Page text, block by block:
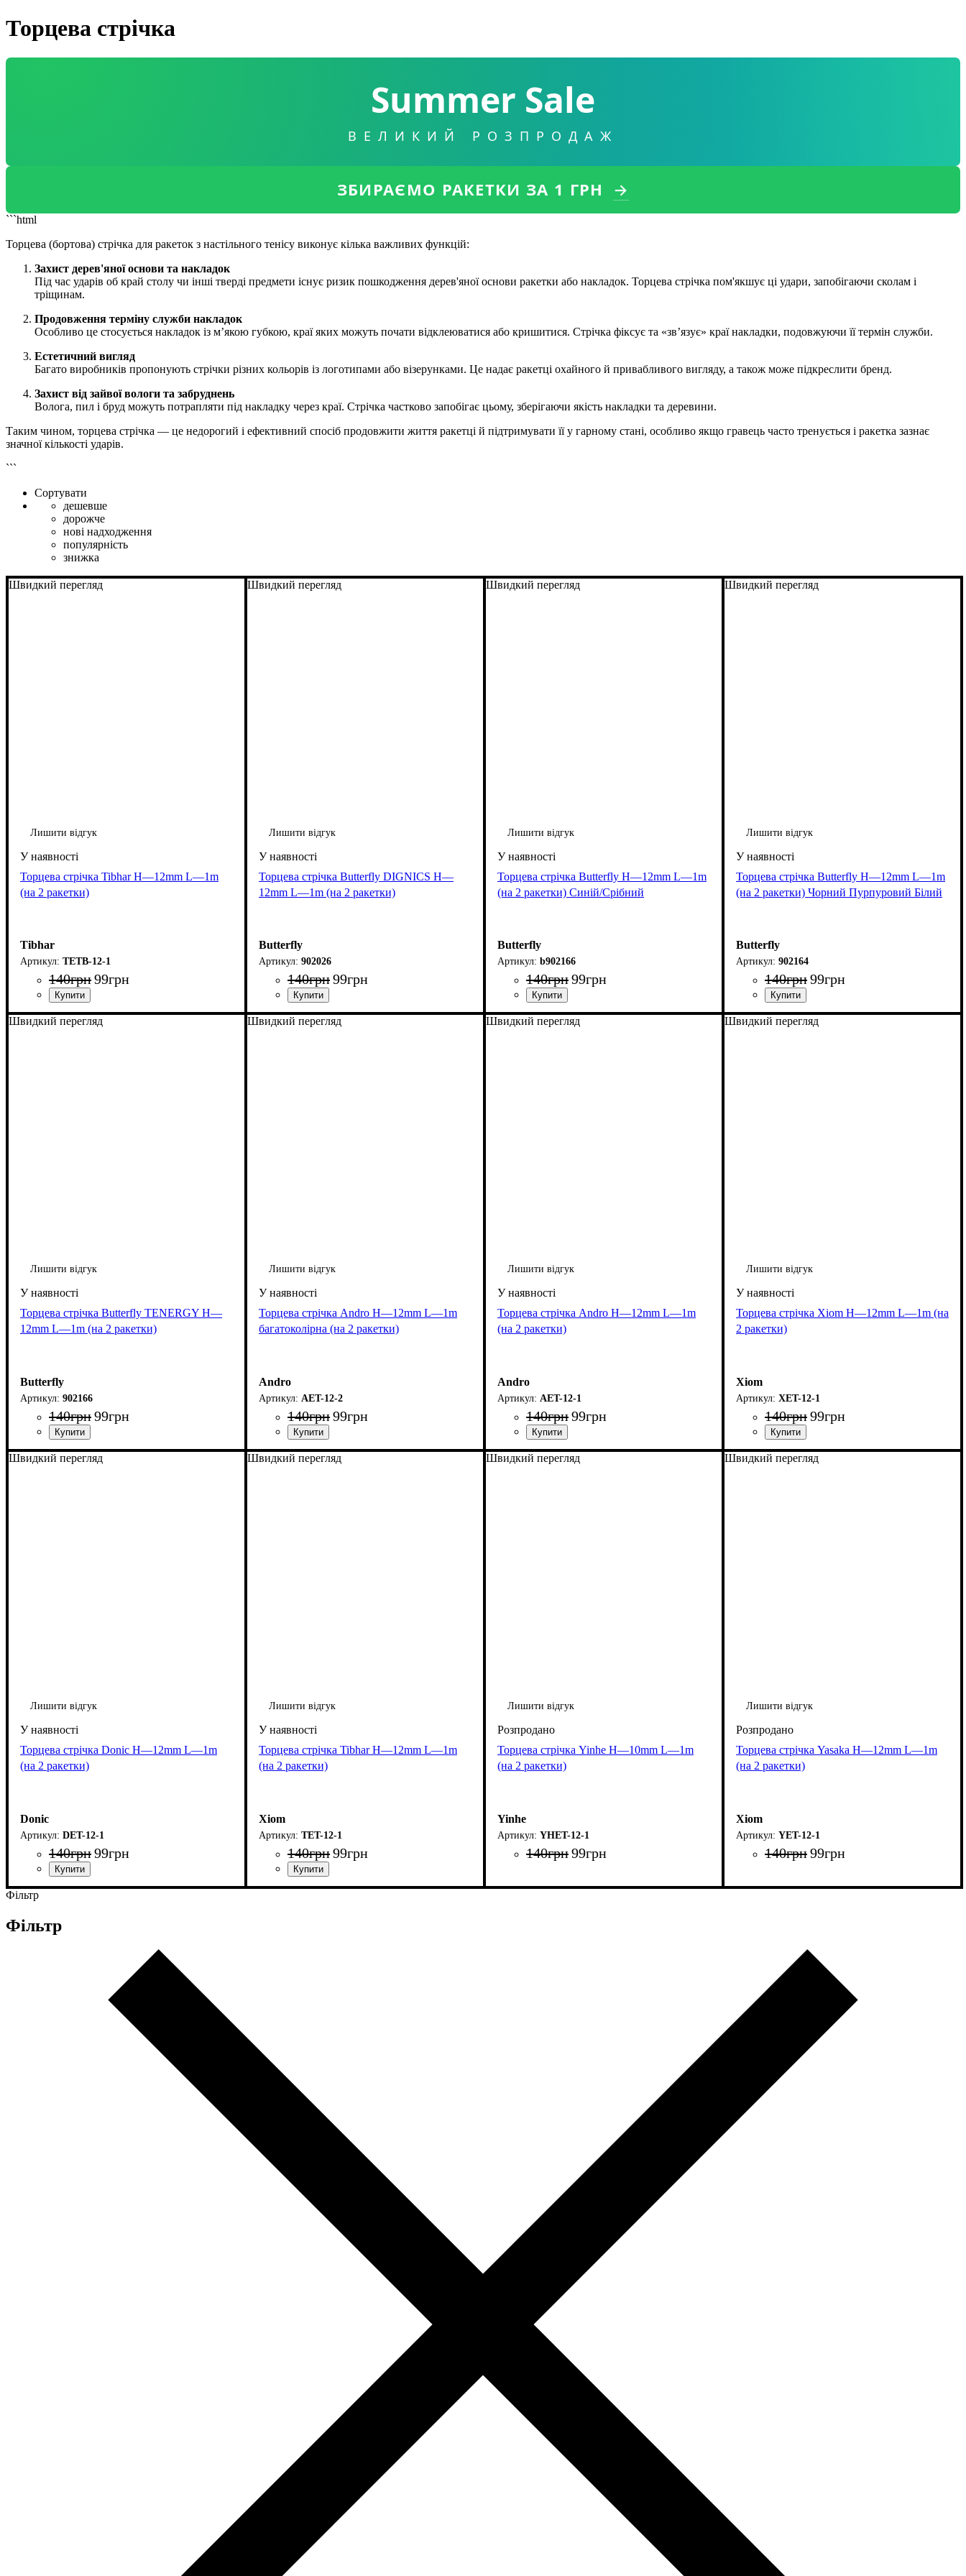
Торцева стрічка
Summer Sale
ВЕЛИКИЙ РОЗПРОДАЖ
ЗБИРАЄМО РАКЕТКИ ЗА 1 ГРН →
```html
Торцева (бортова) стрічка для ракеток з настільного тенісу виконує кілька важливих функцій:
Захист дерев'яної основи та накладок
Під час ударів об край столу чи інші тверді предмети існує ризик пошкодження дерев'яної основи ракетки або накладок. Торцева стрічка пом'якшує ці удари, запобігаючи сколам і
тріщинам.
Продовження терміну служби накладок
Особливо це стосується накладок із м’якою губкою, краї яких можуть почати відклеюватися або кришитися. Стрічка фіксує та «зв’язує» краї накладки, подовжуючи її термін служби.
Естетичний вигляд
Багато виробників пропонують стрічки різних кольорів із логотипами або візерунками. Це надає ракетці охайного й привабливого вигляду, а також може підкреслити бренд.
Захист від зайвої вологи та забруднень
Волога, пил і бруд можуть потрапляти під накладку через краї. Стрічка частково запобігає цьому, зберігаючи якість накладки та деревини.
Таким чином, торцева стрічка — це недорогий і ефективний спосіб продовжити життя ракетці й підтримувати її у гарному стані, особливо якщо гравець часто тренується і ракетка зазнає
значної кількості ударів.
```
Сортувати
дешевше
дорожче
нові надходження
популярність
знижка
Швидкий перегляд
Лишити відгук
Торцева стрічка Tibhar H—12mm L—1m
(на 2 ракетки)
Tibhar
TETB-12-1
140грн99грн
Швидкий перегляд
Лишити відгук
Торцева стрічка Butterfly DIGNICS H—
12mm L—1m (на 2 ракетки)
Butterfly
902026
140грн99грн
Швидкий перегляд
Лишити відгук
Торцева стрічка Butterfly H—12mm L—1m
(на 2 ракетки) Синій/Срібний
Butterfly
b902166
140грн99грн
Швидкий перегляд
Лишити відгук
Торцева стрічка Butterfly H—12mm L—1m
(на 2 ракетки) Чорний Пурпуровий Білий
Butterfly
902164
140грн99грн
Швидкий перегляд
Лишити відгук
Торцева стрічка Butterfly TENERGY H—
12mm L—1m (на 2 ракетки)
Butterfly
902166
140грн99грн
Швидкий перегляд
Лишити відгук
Торцева стрічка Andro H—12mm L—1m
багатоколірна (на 2 ракетки)
Andro
AET-12-2
140грн99грн
Швидкий перегляд
Лишити відгук
Торцева стрічка Andro H—12mm L—1m
(на 2 ракетки)
Andro
AET-12-1
140грн99грн
Швидкий перегляд
Лишити відгук
Торцева стрічка Xiom H—12mm L—1m (на
2 ракетки)
Xiom
XET-12-1
140грн99грн
Швидкий перегляд
Лишити відгук
Торцева стрічка Donic H—12mm L—1m
(на 2 ракетки)
Donic
DET-12-1
140грн99грн
Швидкий перегляд
Лишити відгук
Торцева стрічка Tibhar H—12mm L—1m
(на 2 ракетки)
Xiom
TET-12-1
140грн99грн
Швидкий перегляд
Лишити відгук
Торцева стрічка Yinhe H—10mm L—1m
(на 2 ракетки)
Yinhe
YHET-12-1
140грн99грн
Швидкий перегляд
Лишити відгук
Торцева стрічка Yasaka H—12mm L—1m
(на 2 ракетки)
Xiom
YET-12-1
140грн99грн
Фільтр
Фільтр